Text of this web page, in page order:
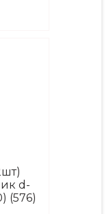
d-
(576)